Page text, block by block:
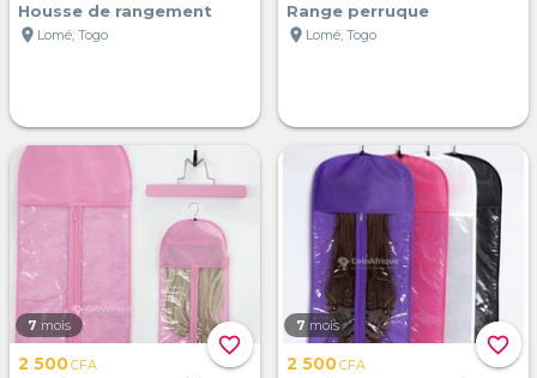
Housse de rangement
location_on Lomé, Togo
Range perruque
location_on Lomé, Togo
favorite_border
7 mois
2 500CFA
favorite_border
7 mois
2 500CFA